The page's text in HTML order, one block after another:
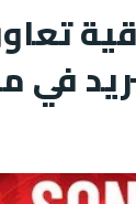
في